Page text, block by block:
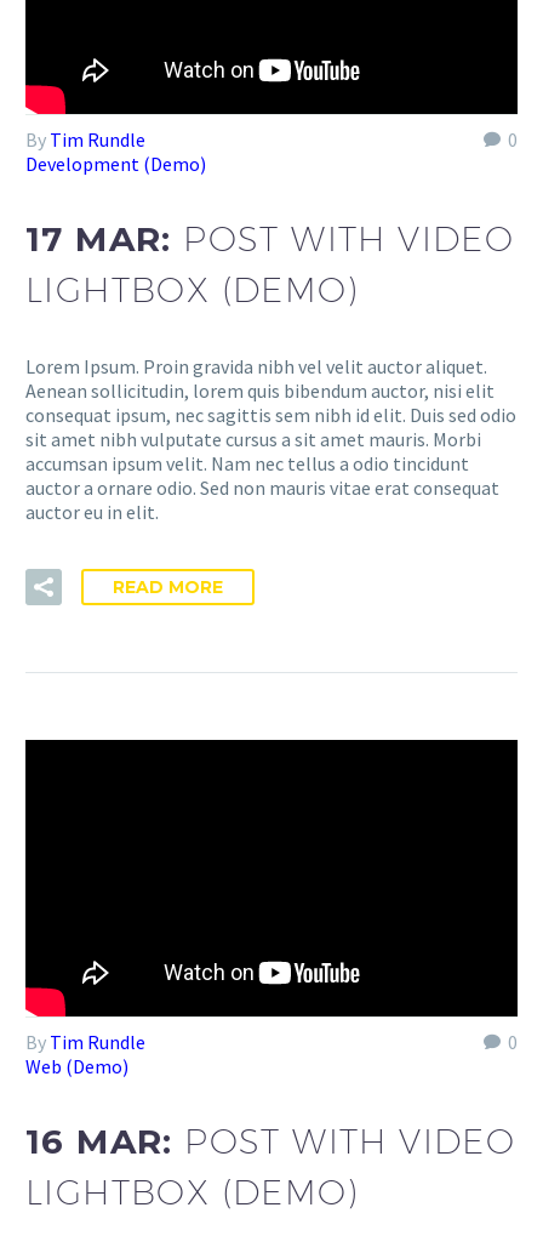
0
By Tim Rundle
Development (Demo)
17 MAR: POST WITH VIDEO
LIGHTBOX (DEMO)
Lorem Ipsum. Proin gravida nibh vel velit auctor aliquet.
Aenean sollicitudin, lorem quis bibendum auctor, nisi elit
consequat ipsum, nec sagittis sem nibh id elit. Duis sed odio
sit amet nibh vulputate cursus a sit amet mauris. Morbi
accumsan ipsum velit. Nam nec tellus a odio tincidunt
auctor a ornare odio. Sed non mauris vitae erat consequat
auctor eu in elit.
READ MORE
0
By Tim Rundle
Web (Demo)
16 MAR: POST WITH VIDEO
LIGHTBOX (DEMO)